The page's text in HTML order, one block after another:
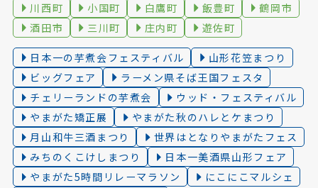
川西町 小国町 白鷹町 飯豊町
鶴岡市
酒田市
三川町 庄内町 遊佐町
日本一の芋煮会フェスティバル
山形花笠まつり
ビッグフェア
ラーメン県そば王国フェスタ
チェリーランドの芋煮会
ウッド・フェスティバル
やまがた矯正展
やまがた秋のハレとケまつり
月山和牛三酒まつり
世界はとなりやまがたフェス
みちのくこけしまつり
日本一美酒県山形フェア
やまがた5時間リレーマラソン
にこにこマルシェ